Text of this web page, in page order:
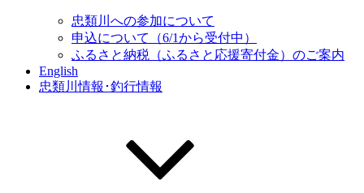
忠類川への参加について
申込について（6/1から受付中）
ふるさと納税（ふるさと応援寄付金）のご案内
English
忠類川情報･釣行情報